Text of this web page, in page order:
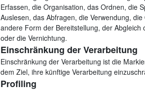
Erfassen, die Organisation, das Ordnen, die
Auslesen, das Abfragen, die Verwendung,
andere Form der Bereitstellung, der
oder die Vernichtung.
Einschränkung der Verarbeitung
Einschränkung der Verarbeitung ist die
dem Ziel, ihre künftige Verarbeitung
Profiling